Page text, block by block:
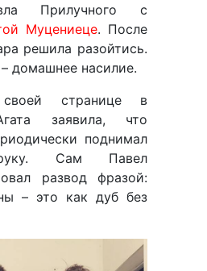
Прилучного с
Муцениеце. После
решила разойтись.
домашнее насилие.
странице в
заявила, что
поднимал
Сам Павел
развод фразой:
– это как дуб без